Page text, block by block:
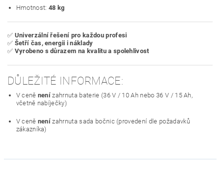
Hmotnost: 48 kg
✅ Univerzální řešení pro každou profesi
✅ Šetří čas, energii i náklady
✅ Vyrobeno s důrazem na kvalitu a spolehlivost
DŮLEŽITÉ INFORMACE:
V ceně není zahrnuta baterie (36 V / 10 Ah nebo 36 V / 15 Ah,
včetně nabíječky)
V ceně není zahrnuta sada bočnic (provedení dle požadavků
zákazníka)